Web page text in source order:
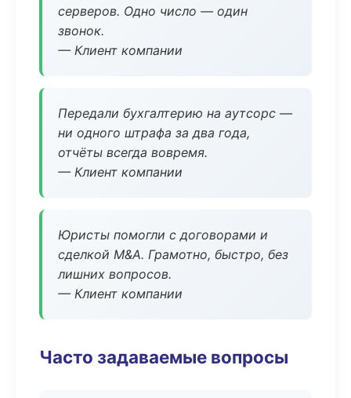
серверов. Одно число — один
звонок.
— Клиент компании
Передали бухгалтерию на аутсорс —
ни одного штрафа за два года,
отчёты всегда вовремя.
— Клиент компании
Юристы помогли с договорами и
сделкой M&A. Грамотно, быстро, без
лишних вопросов.
— Клиент компании
Часто задаваемые вопросы